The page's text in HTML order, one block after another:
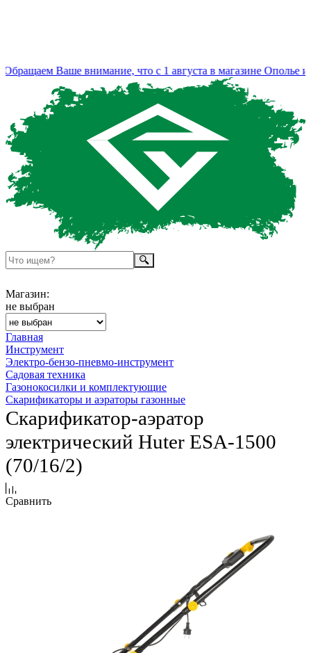
Ваше внимание, что с 1 августа в магазине Ополье
Магазин:
не выбран
Главная
Инструмент
Электро-бензо-пневмо-инструмент
Садовая техника
Газонокосилки и комплектующие
Скарификаторы и аэраторы газонные
Скарификатор-аэратор
электрический Huter ESA-1500
(70/16/2)
Сравнить